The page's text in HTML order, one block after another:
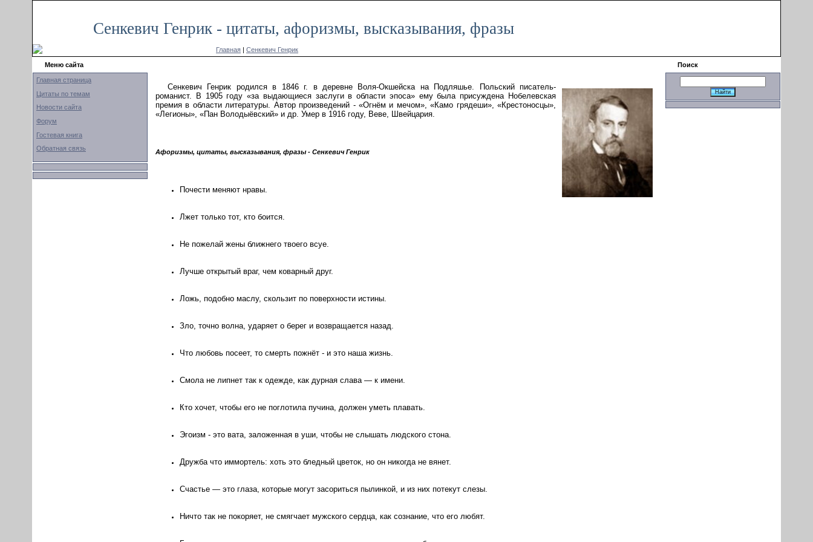
Сенкевич Генрик - цитаты, афоризмы, высказывания, фразы
Главная | Сенкевич Генрик
Меню сайта
Главная страница
Цитаты по темам
Новости сайта
Форум
Гостевая книга
Обратная связь
Сенкевич Генрик родился в 1846 г. в деревне Воля-Окшейска на Подляшье. Польский писатель-
романист. В 1905 году «за выдающиеся заслуги в области эпоса» ему была присуждена Нобелевская
премия в области литературы. Автор произведений - «Огнём и мечом», «Камо грядеши», «Крестоносцы»,
«Легионы», «Пан Володыёвский» и др. Умер в 1916 году, Веве, Швейцария.
Афоризмы, цитаты, высказывания, фразы - Сенкевич Генрик
Почести меняют нравы.
Лжет только тот, кто боится.
Не пожелай жены ближнего твоего всуе.
Лучше открытый враг, чем коварный друг.
Ложь, подобно маслу, скользит по поверхности истины.
Зло, точно волна, ударяет о берег и возвращается назад.
Что любовь посеет, то смерть пожнёт - и это наша жизнь.
Смола не липнет так к одежде, как дурная слава — к имени.
Кто хочет, чтобы его не поглотила пучина, должен уметь плавать.
Эгоизм - это вата, заложенная в уши, чтобы не слышать людского стона.
Дружба что иммортель: хоть это бледный цветок, но он никогда не вянет.
Счастье — это глаза, которые могут засориться пылинкой, и из них потекут слезы.
Ничто так не покоряет, не смягчает мужского сердца, как сознание, что его любят.
Поиск